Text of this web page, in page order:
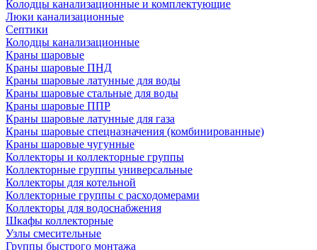
Колодцы канализационные и комплектующие
Люки канализационные
Септики
Колодцы канализационные
Краны шаровые
Краны шаровые ПНД
Краны шаровые латунные для воды
Краны шаровые стальные для воды
Краны шаровые ППР
Краны шаровые латунные для газа
Краны шаровые спецназначения (комбинированные)
Краны шаровые чугунные
Коллекторы и коллекторные группы
Коллекторные группы универсальные
Коллекторы для котельной
Коллекторные группы с расходомерами
Коллекторы для водоснабжения
Шкафы коллекторные
Узлы смесительные
Группы быстрого монтажа